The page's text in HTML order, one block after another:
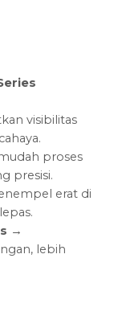
visibilitas
proses
presisi.
erat di
→
lebih